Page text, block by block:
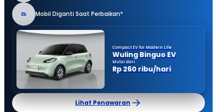
Mobil Diganti Saat Perbaikan*
Compact EV for Modern Life
Wuling Binguo EV
Mulai dari
Rp 260 ribu/hari
Lihat Penawaran